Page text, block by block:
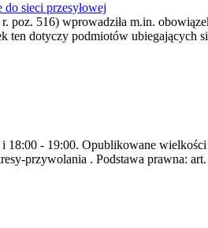
sieci przesyłowej
poz. 516) wprowadziła m.in.
ten dotyczy podmiotów ubiegających
18:00 - 19:00. Opublikowane
przywolania . Podstawa prawna: